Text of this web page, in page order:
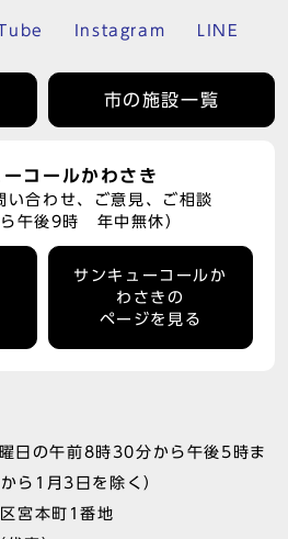
Instagram LINE
市の施設一覧
コールかわさき
い合わせ、ご意見、ご相談
ら午後9時 年中無休）
サンキューコールか
わさきの
ページを見る
日の午前8時30分から午後5時ま
ら1月3日を除く）
宮本町1番地